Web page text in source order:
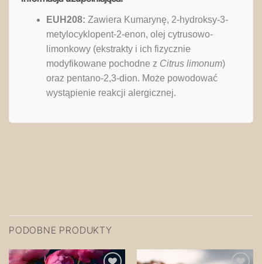
EUH208: Zawiera Kumarynę, 2-hydroksy-3-
metylocyklopent-2-enon, olej cytrusowo-
limonkowy (ekstrakty i ich fizycznie
modyfikowane pochodne z Citrus limonum)
oraz pentano-2,3-dion. Może powodować
wystąpienie reakcji alergicznej.
PODOBNE PRODUKTY